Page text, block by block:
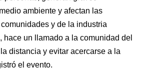
ambiente y afectan las
y de la industria
hace un llamado a la comunidad del
distancia y evitar acercarse a la
el evento.